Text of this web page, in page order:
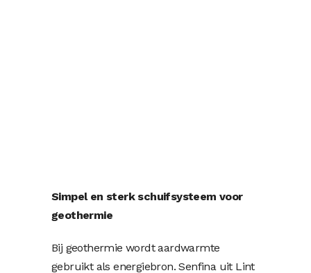
Simpel en sterk schuifsysteem voor
geothermie
Bij geothermie wordt aardwarmte
gebruikt als energiebron. Senfina uit Lint